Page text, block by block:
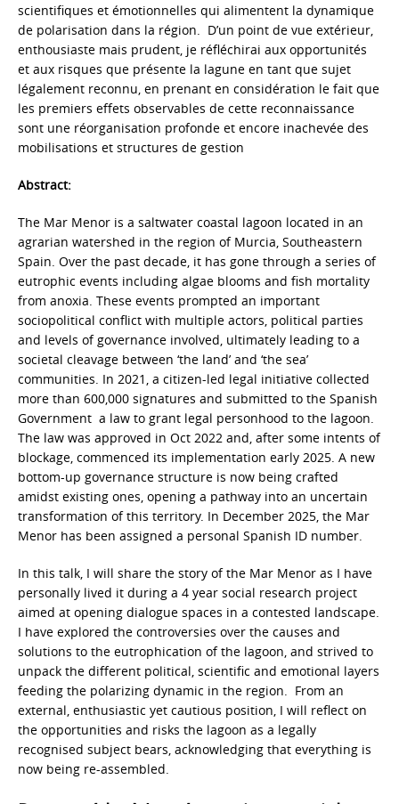
scientifiques et émotionnelles qui alimentent la dynamique
de polarisation dans la région. D’un point de vue extérieur,
enthousiaste mais prudent, je réfléchirai aux opportunités
et aux risques que présente la lagune en tant que sujet
légalement reconnu, en prenant en considération le fait que
les premiers effets observables de cette reconnaissance
sont une réorganisation profonde et encore inachevée des
mobilisations et structures de gestion
Abstract:
The Mar Menor is a saltwater coastal lagoon located in an
agrarian watershed in the region of Murcia, Southeastern
Spain. Over the past decade, it has gone through a series of
eutrophic events including algae blooms and fish mortality
from anoxia. These events prompted an important
sociopolitical conflict with multiple actors, political parties
and levels of governance involved, ultimately leading to a
societal cleavage between ‘the land’ and ‘the sea’
communities. In 2021, a citizen-led legal initiative collected
more than 600,000 signatures and submitted to the Spanish
Government a law to grant legal personhood to the lagoon.
The law was approved in Oct 2022 and, after some intents of
blockage, commenced its implementation early 2025. A new
bottom-up governance structure is now being crafted
amidst existing ones, opening a pathway into an uncertain
transformation of this territory. In December 2025, the Mar
Menor has been assigned a personal Spanish ID number.
In this talk, I will share the story of the Mar Menor as I have
personally lived it during a 4 year social research project
aimed at opening dialogue spaces in a contested landscape.
I have explored the controversies over the causes and
solutions to the eutrophication of the lagoon, and strived to
unpack the different political, scientific and emotional layers
feeding the polarizing dynamic in the region. From an
external, enthusiastic yet cautious position, I will reflect on
the opportunities and risks the lagoon as a legally
recognised subject bears, acknowledging that everything is
now being re-assembled.